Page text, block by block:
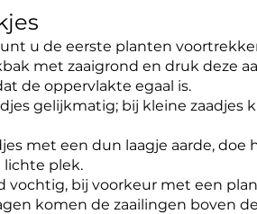
u de eerste planten
met zaaigrond en druk deze
de oppervlakte egaal is.
gelijkmatig; bij kleine zaadjes
met een dun laagje aarde, doe
lichte plek.
vochtig, bij voorkeur met een
komen de zaailingen boven